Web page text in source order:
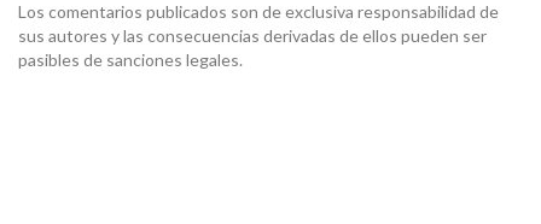
Los comentarios publicados son de exclusiva responsabilidad de
sus autores y las consecuencias derivadas de ellos pueden ser
pasibles de sanciones legales.